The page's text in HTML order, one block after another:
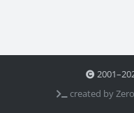
created by